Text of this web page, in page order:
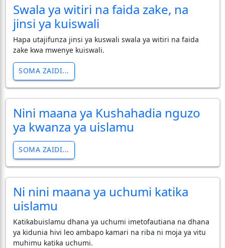
Swala ya witiri na faida zake, na
jinsi ya kuiswali
Hapa utajifunza jinsi ya kuswali swala ya witiri na faida
zake kwa mwenye kuiswali.
SOMA ZAIDI...
Nini maana ya Kushahadia nguzo
ya kwanza ya uislamu
SOMA ZAIDI...
Ni nini maana ya uchumi katika
uislamu
Katikabuislamu dhana ya uchumi imetofautiana na dhana
ya kidunia hivi leo ambapo kamari na riba ni moja ya vitu
muhimu katika uchumi.